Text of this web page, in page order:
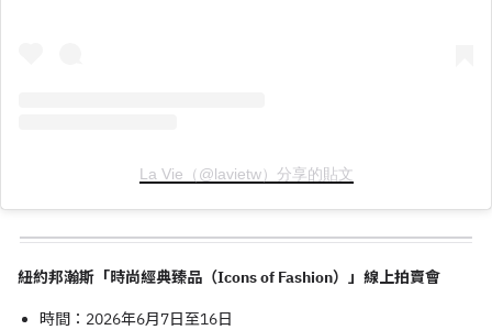
La Vie（@lavietw）分享的貼文
紐約邦瀚斯「時尚經典臻品（Icons of Fashion）」線上拍賣會
時間：2026年6月7日至16日